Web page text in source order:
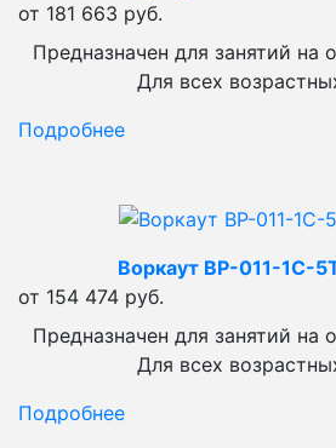
от 181 663 руб.
Предназначен для занятий на
Для всех
Подробнее
Воркаут ВР-011-1С-
от 154 474 руб.
Предназначен для занятий на
Для всех
Подробнее